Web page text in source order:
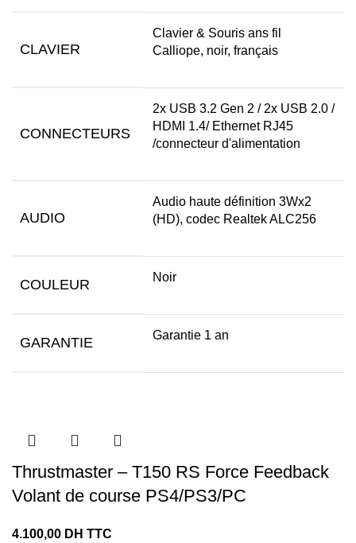
CLAVIER
Clavier & Souris ans fil
Calliope, noir, français
CONNECTEURS
2x USB 3.2 Gen 2 / 2x USB 2.0 /
HDMI 1.4/ Ethernet RJ45
/connecteur d'alimentation
AUDIO
Audio haute définition 3Wx2
(HD), codec Realtek ALC256
COULEUR Noir
GARANTIE Garantie 1 an
Thrustmaster – T150 RS Force Feedback
Volant de course PS4/PS3/PC
4.100,00 DH TTC